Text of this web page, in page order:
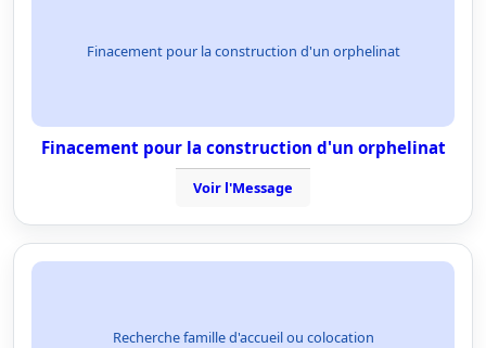
Finacement pour la construction d'un orphelinat
Finacement pour la construction d'un orphelinat
Voir l'Message
Recherche famille d'accueil ou colocation